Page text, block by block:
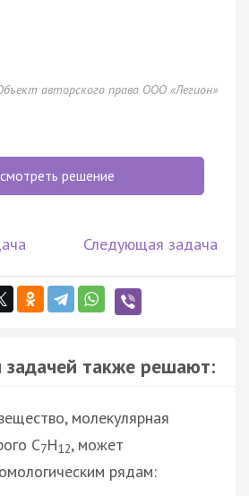
авторского права ООО «Легион»
решение
Следующая задача
задачей также решают:
молекулярная
С7Н12, может
рядам: